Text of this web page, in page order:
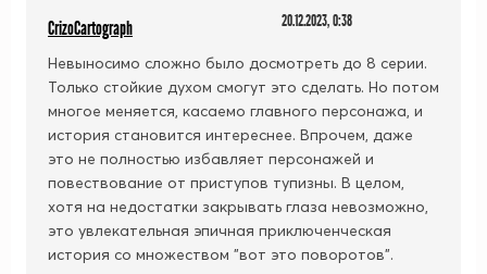
CrizoCartograph 20.12.2023, 0:38
Невыносимо сложно было досмотреть до 8 серии.
Только стойкие духом смогут это сделать. Но потом
многое меняется, касаемо главного персонажа, и
история становится интереснее. Впрочем, даже
это не полностью избавляет персонажей и
повествование от приступов тупизны. В целом,
хотя на недостатки закрывать глаза невозможно,
это увлекательная эпичная приключенческая
история со множеством "вот это поворотов".